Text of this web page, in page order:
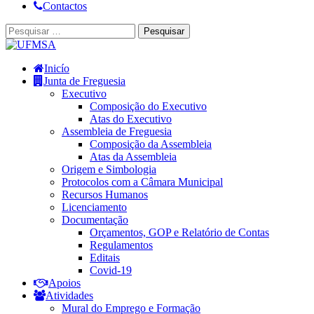
Contactos
Inicío
Junta de Freguesia
Executivo
Composição do Executivo
Atas do Executivo
Assembleia de Freguesia
Composição da Assembleia
Atas da Assembleia
Origem e Simbologia
Protocolos com a Câmara Municipal
Recursos Humanos
Licenciamento
Documentação
Orçamentos, GOP e Relatório de Contas
Regulamentos
Editais
Covid-19
Apoios
Atividades
Mural do Emprego e Formação